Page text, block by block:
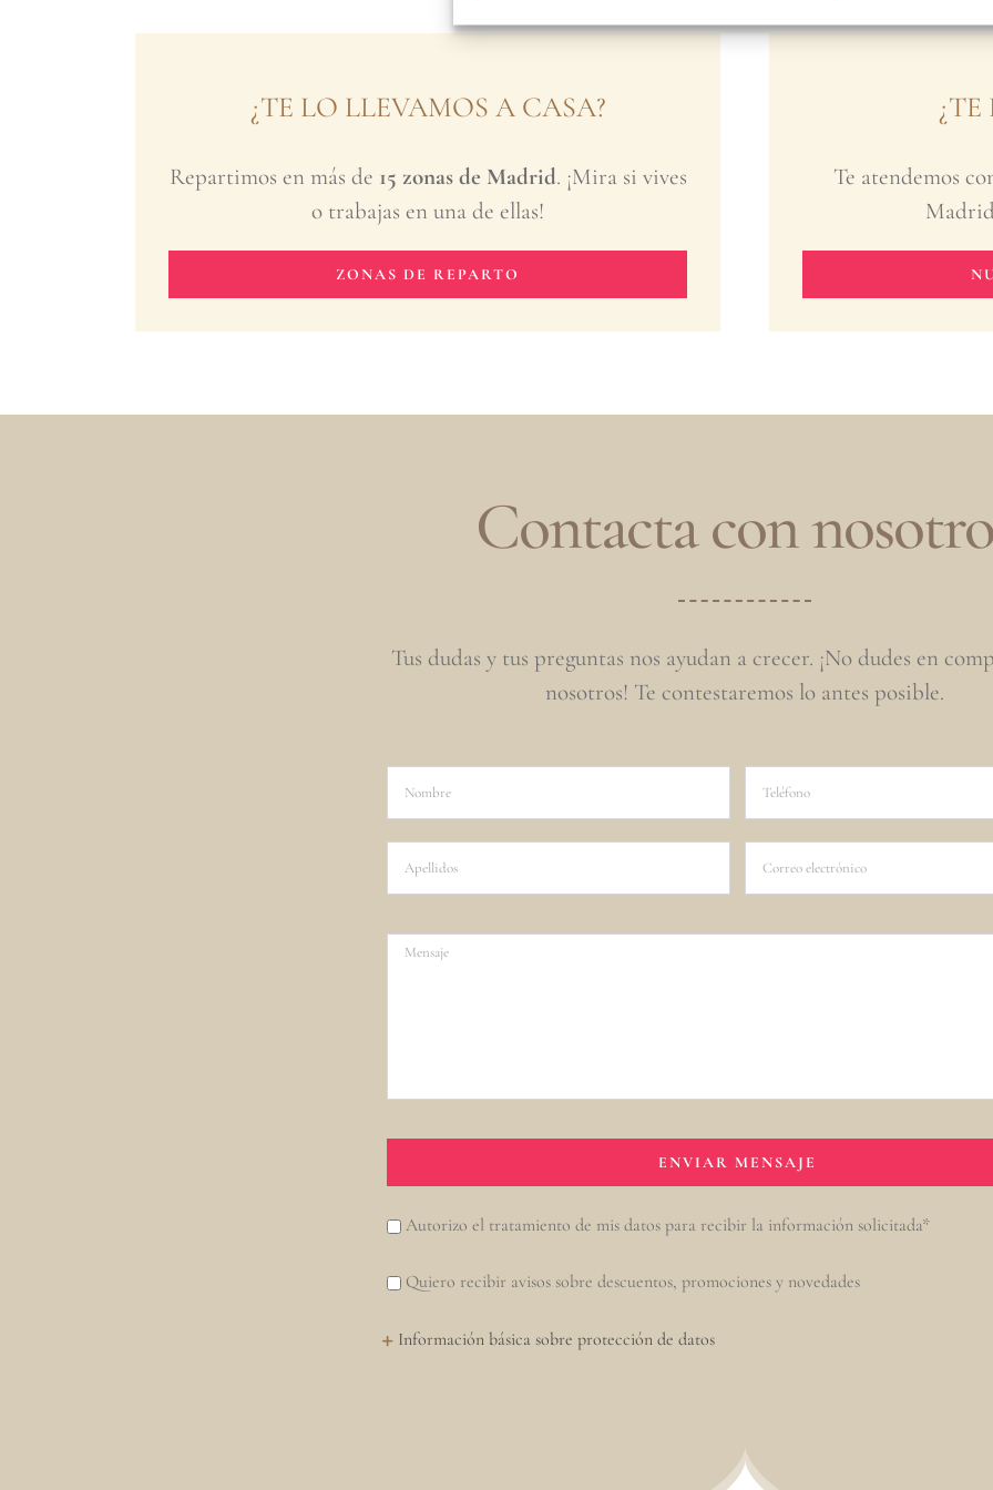
¿TE LO LLEVAMOS A CASA?
Repartimos en más de 15 zonas de Madrid. ¡Mira si vives
o trabajas en una de ellas!
ZONAS DE REPARTO
Te atendemos
Contacta con
Tus dudas y tus preguntas nos ayudan a crecer. ¡No dudes en
nosotros! Te contestaremos lo antes posible.
Autorizo el tratamiento de mis datos para recibir la información solicitada*
Quiero recibir avisos sobre descuentos, promociones y novedades
Información básica sobre protección de datos